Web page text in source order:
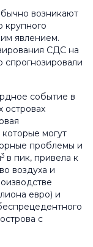
возникают
крупного
явлением.
СДС на
спрогнозировали
событие в
островах
могут
проблемы и
3 в пик, привела к
воздуха и
евро) и
с